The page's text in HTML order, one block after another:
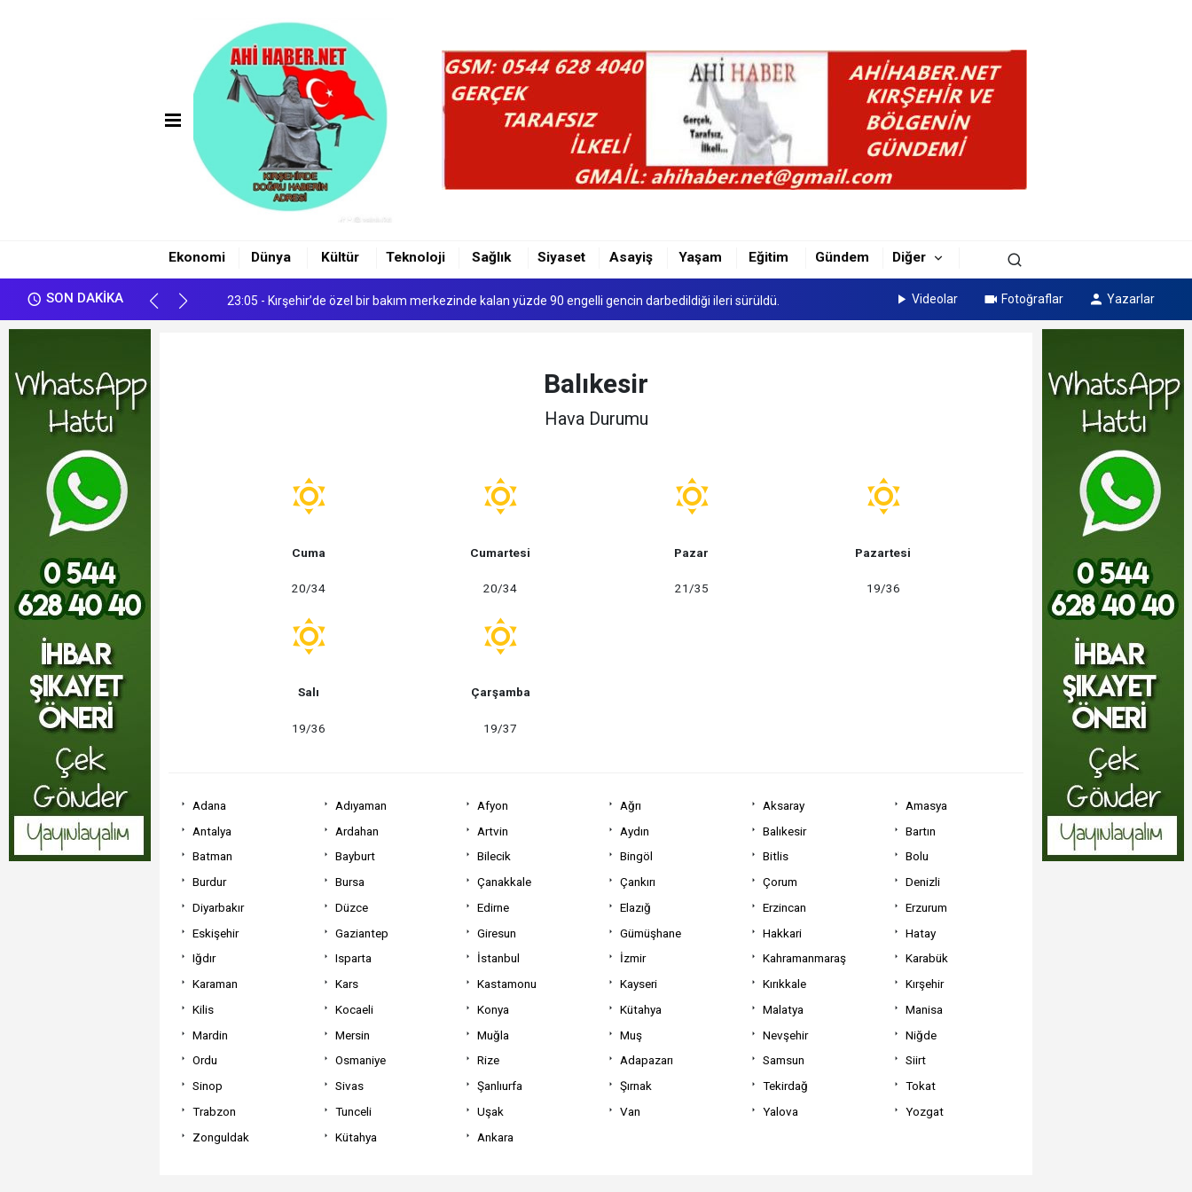
Ekonomi Dünya Kültür Teknoloji Sağlık Siyaset Asayiş Yaşam Eğitim Gündem Diğer
SON DAKİKA
00:24 - ÖZGÜR ÖZEL'İN DOKUNMAZLIĞININ KALDIRILMASI UĞRAŞILARI...
23:13 - ÜÇLÜ SAVUNMA İTTİFAKI RESMEN KURULDU
23:05 - Kırşehir’de özel bir bakım merkezinde kalan yüzde 90 engelli gencin darbedildiği ileri sürüldü.
00:24 - ÖZGÜR ÖZEL'İN DOKUNMAZLIĞININ KALDIRILMASI UĞRAŞILARI...
Videolar Fotoğraflar Yazarlar
Balıkesir
Hava Durumu
Cuma
20/34
Cumartesi
20/34
Pazar
21/35
Pazartesi
19/36
Salı
19/36
Çarşamba
19/37
Adana Adıyaman Afyon Ağrı Aksaray
Amasya
Antalya
Ardahan Artvin Aydın Balıkesir
Bartın
Batman
Bayburt Bilecik Bingöl Bitlis
Bolu
Burdur
Bursa Çanakkale Çankırı Çorum
Denizli
Diyarbakır
Düzce Edirne Elazığ Erzincan
Erzurum
Eskişehir
Gaziantep Giresun Gümüşhane Hakkari
Hatay
Iğdır
Isparta İstanbul İzmir Kahramanmaraş
Karabük
Karaman
Kars Kastamonu Kayseri Kırıkkale
Kırşehir
Kilis
Kocaeli Konya Kütahya Malatya
Manisa
Mardin
Mersin Muğla Muş Nevşehir
Niğde
Ordu
Osmaniye Rize Adapazarı Samsun
Siirt
Sinop
Sivas Şanlıurfa Şırnak Tekirdağ
Tokat
Trabzon
Tunceli Uşak Van Yalova
Yozgat
Zonguldak
Kütahya Ankara